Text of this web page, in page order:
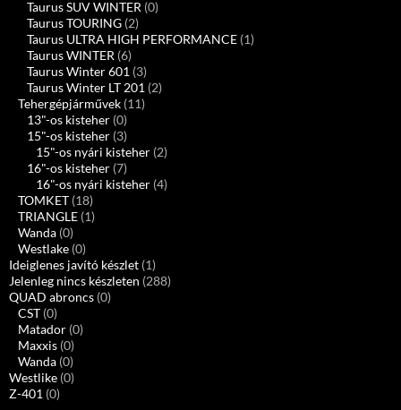
Taurus SUV WINTER (0)
Taurus TOURING (2)
Taurus ULTRA HIGH PERFORMANCE (1)
Taurus WINTER (6)
Taurus Winter 601 (3)
Taurus Winter LT 201 (2)
Tehergépjárművek (11)
13"-os kisteher (0)
15"-os kisteher (3)
15"-os nyári kisteher (2)
16"-os kisteher (7)
16"-os nyári kisteher (4)
TOMKET (18)
TRIANGLE (1)
Wanda (0)
Westlake (0)
Ideiglenes javító készlet (1)
Jelenleg nincs készleten (288)
QUAD abroncs (0)
CST (0)
Matador (0)
Maxxis (0)
Wanda (0)
Westlike (0)
Z-401 (0)